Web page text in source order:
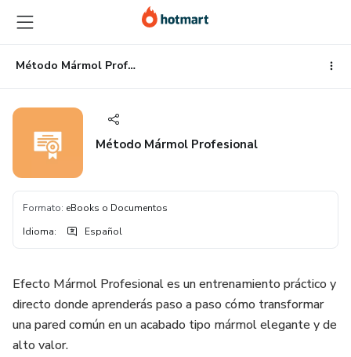
contenido
principal
la
página
de
pie
página
Método Mármol Profesional
Método Mármol Profesional
Formato: eBooks o Documentos
Idioma: Español
Efecto Mármol Profesional es un entrenamiento práctico y
directo donde aprenderás paso a paso cómo transformar
una pared común en un acabado tipo mármol elegante y de
alto valor.